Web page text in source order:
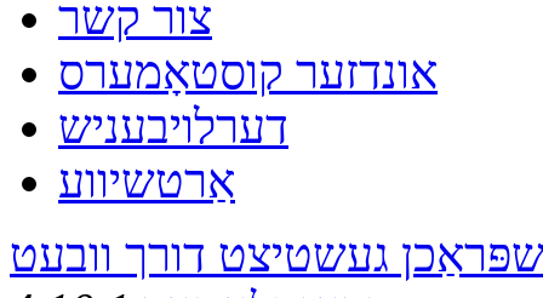
צור קשר
אונדזער קוסטאָמערס
דערלויבעניש
אַרטשיווע
געשטיצט דורך וובעט